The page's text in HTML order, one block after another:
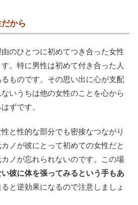
から
のひとつに初めてつき合った女性
。特に男性は初めて付き合った人
ものです。その思い出に心が支配
いうちは他の女性のことを心から
ずです。
と性的な部分でも密接なつながり
ノが彼にとって初めての女性だと
ノが忘れられないのです。この場
彼に体を張ってみるという手もあ
と逆効果になるので注意しましょ